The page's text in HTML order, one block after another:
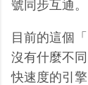
號同步互通。
目前的這個「
沒有什麼不
快速度的引